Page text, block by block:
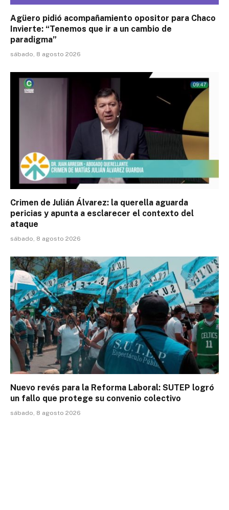
Agüero pidió acompañamiento opositor para Chaco
Invierte: “Tenemos que ir a un cambio de
paradigma”
sábado, 8 agosto 2026
Crimen de Julián Álvarez: la querella aguarda
pericias y apunta a esclarecer el contexto del
ataque
sábado, 8 agosto 2026
Nuevo revés para la Reforma Laboral: SUTEP logró
un fallo que protege su convenio colectivo
sábado, 8 agosto 2026